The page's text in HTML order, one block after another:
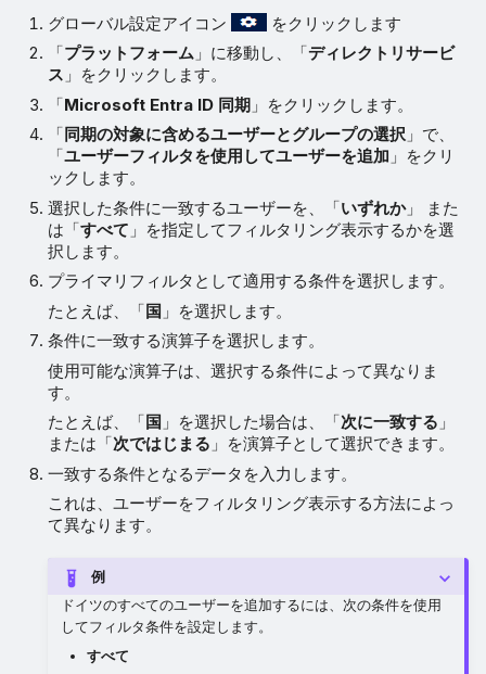
グローバル設定アイコン
をクリックします
「プラットフォーム 」に移動し、「ディレクトリサービ
ス 」をクリックします。
「Microsoft Entra ID 同期 」をクリックします。
「 同期の対象に含めるユーザーとグループの選択 」で、
「ユーザーフィルタを使用してユーザーを追加 」をクリ
ックします。
選択した条件に一致するユーザーを、「いずれか」 また
は「すべて 」を指定してフィルタリング表示するかを選
択します。
プライマリフィルタとして適用する条件を選択します。
たとえば、「国 」を選択します。
条件に一致する演算子を選択します。
使用可能な演算子は、選択する条件によって異なりま
す。
たとえば、「国 」を選択した場合は、「次に一致する 」
または「次ではじまる 」を演算子として選択できます。
一致する条件となるデータを入力します。
これは、ユーザーをフィルタリング表示する方法によっ
て異なります。
例
ドイツのすべてのユーザーを追加するには、次の条件を使用
してフィルタ条件を設定します。
すべて